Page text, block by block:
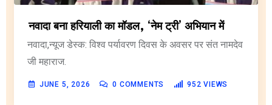
नवादा बना हरियाली का मॉडल, ‘नेम ट्री’ अभियान में
नवादा,न्यूज डेस्क: विश्व पर्यावरण दिवस के अवसर पर संत नामदेव
जी महाराज.
JUNE 5, 2026 0 COMMENTS 952 VIEWS